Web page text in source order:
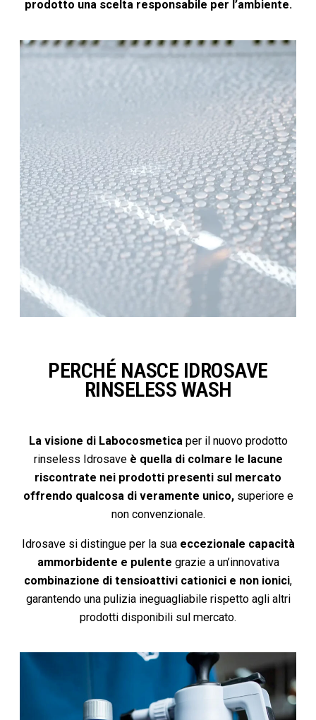
prodotto una scelta responsabile per l’ambiente.
PERCHÉ NASCE IDROSAVE
RINSELESS WASH
La visione di Labocosmetica per il nuovo prodotto
rinseless Idrosave è quella di colmare le lacune
riscontrate nei prodotti presenti sul mercato
offrendo qualcosa di veramente unico,superiore e
non convenzionale.
Idrosave si distingue per la sua eccezionale capacità
ammorbidente e pulente grazie a un’innovativa
combinazione di tensioattivi cationici e non ionici,
garantendo una pulizia ineguagliabile rispetto agli altri
prodotti disponibili sul mercato.